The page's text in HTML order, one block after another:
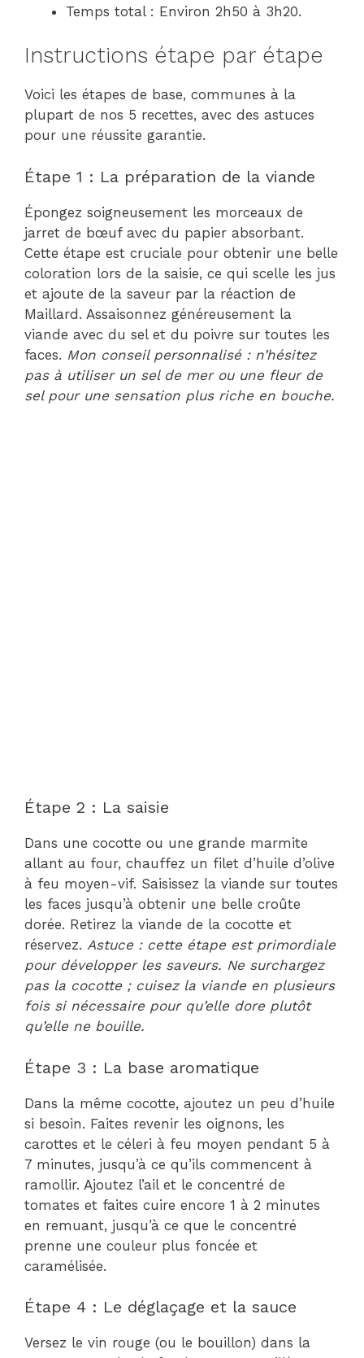
Temps total : Environ 2h50 à 3h20.
Instructions étape par étape
Voici les étapes de base, communes à la
plupart de nos 5 recettes, avec des astuces
pour une réussite garantie.
Étape 1 : La préparation de la viande
Épongez soigneusement les morceaux de
jarret de bœuf avec du papier absorbant.
Cette étape est cruciale pour obtenir une belle
coloration lors de la saisie, ce qui scelle les jus
et ajoute de la saveur par la réaction de
Maillard. Assaisonnez généreusement la
viande avec du sel et du poivre sur toutes les
faces. Mon conseil personnalisé : n’hésitez
pas à utiliser un sel de mer ou une fleur de
sel pour une sensation plus riche en bouche.
Étape 2 : La saisie
Dans une cocotte ou une grande marmite
allant au four, chauffez un filet d’huile d’olive
à feu moyen-vif. Saisissez la viande sur toutes
les faces jusqu’à obtenir une belle croûte
dorée. Retirez la viande de la cocotte et
réservez. Astuce : cette étape est primordiale
pour développer les saveurs. Ne surchargez
pas la cocotte ; cuisez la viande en plusieurs
fois si nécessaire pour qu’elle dore plutôt
qu’elle ne bouille.
Étape 3 : La base aromatique
Dans la même cocotte, ajoutez un peu d’huile
si besoin. Faites revenir les oignons, les
carottes et le céleri à feu moyen pendant 5 à
7 minutes, jusqu’à ce qu’ils commencent à
ramollir. Ajoutez l’ail et le concentré de
tomates et faites cuire encore 1 à 2 minutes
en remuant, jusqu’à ce que le concentré
prenne une couleur plus foncée et
caramélisée.
Étape 4 : Le déglaçage et la sauce
Versez le vin rouge (ou le bouillon) dans la